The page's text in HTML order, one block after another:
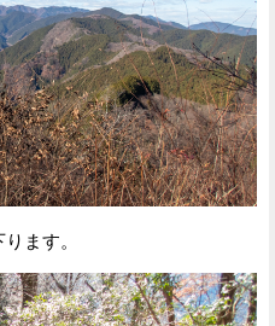
ます。